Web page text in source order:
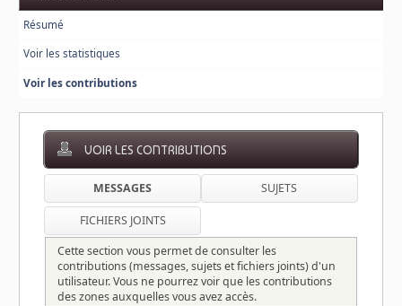
Résumé
Voir les statistiques
Voir les contributions
VOIR LES CONTRIBUTIONS
MESSAGES SUJETS
FICHIERS JOINTS
Cette section vous permet de consulter les
contributions (messages, sujets et fichiers joints) d'un
utilisateur. Vous ne pourrez voir que les contributions
des zones auxquelles vous avez accès.